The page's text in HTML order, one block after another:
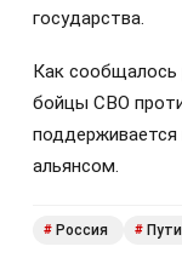
государства.
Как сообщалось
бойцы СВО
альянсом.
# Россия #